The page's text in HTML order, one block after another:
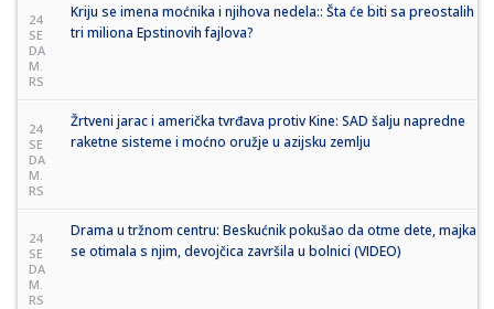
24
SE
DA
M.
RS
Kriju se imena moćnika i njihova nedela:: Šta će biti sa preostalih
tri miliona Epstinovih fajlova?
24
SE
DA
M.
RS
Žrtveni jarac i američka tvrđava protiv Kine: SAD šalju napredne
raketne sisteme i moćno oružje u azijsku zemlju
24
SE
DA
M.
RS
Drama u tržnom centru: Beskućnik pokušao da otme dete, majka
se otimala s njim, devojčica završila u bolnici (VIDEO)